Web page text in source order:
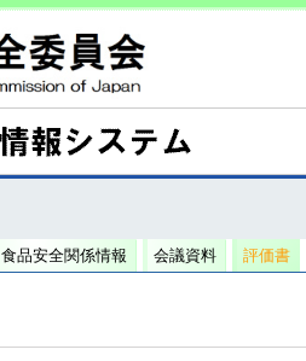
食品安全関係情報 会議資料 評価書